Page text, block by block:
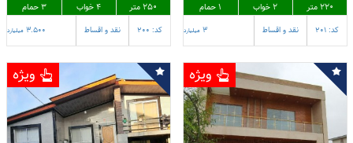
220 متر
2 خواب 1 حمام
3 میلیارد کد: 201 نقد و اقساط
250 متر
4 خواب 3 حمام
3.500 میلیارد کد: 200 نقد و اقساط
ویژه ویژه